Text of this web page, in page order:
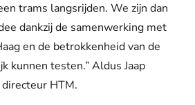
trams langsrijden. We zijn dan
dankzij de samenwerking met
en de betrokkenheid van de
kunnen testen.” Aldus Jaap
HTM.